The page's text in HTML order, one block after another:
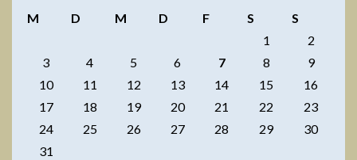
M
D M D F S
S
1
2
3
4 5 6 7 8
9
10
11 12 13 14 15
16
17
18 19 20 21 22
23
24
25 26 27 28 29
30
31